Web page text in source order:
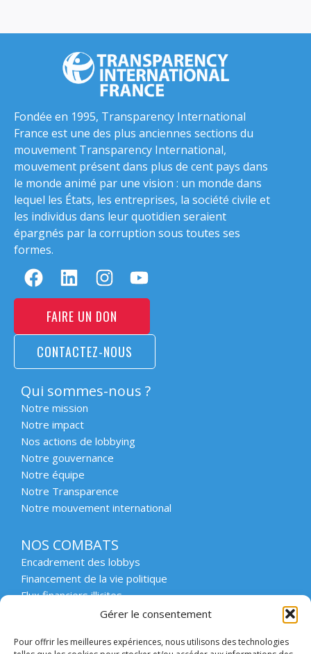
Gérer le consentement
Pour offrir les meilleures expériences, nous utilisons des technologies
Fondée en 1995, Transparency International
France est une des plus anciennes sections du
mouvement Transparency International,
mouvement présent dans plus de cent pays dans
le monde animé par une vision : un monde dans
lequel les États, les entreprises, la société civile et
les individus dans leur quotidien seraient
épargnés par la corruption sous toutes ses
formes.
FAIRE UN DON
CONTACTEZ-NOUS
Qui sommes-nous ?
Notre mission
Notre impact
Nos actions de lobbying
Notre gouvernance
Notre équipe
Notre Transparence
Notre mouvement international
NOS COMBATS
Encadrement des lobbys
Financement de la vie politique
Flux financiers illicites
Intégrité et transparence du secteur privé
Protection des lanceurs d’alerte